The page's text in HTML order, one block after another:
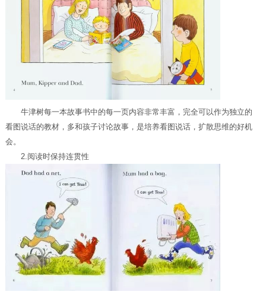
牛津树每一本故事书中的每一页内容非常丰富，完全可以作为独立的
看图说话的教材，多和孩子讨论故事，是培养看图说话，扩散思维的好机
会。
2.阅读时保持连贯性